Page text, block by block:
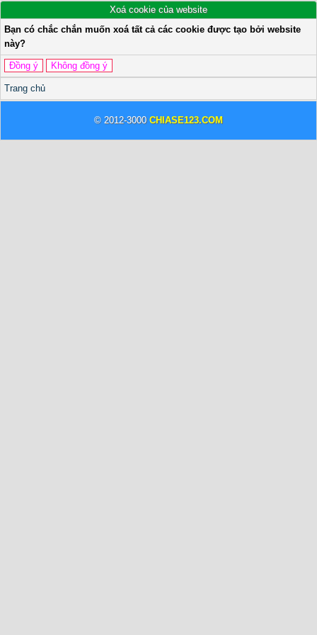
Xoá cookie của website
Bạn có chắc chắn muốn xoá tất cả các cookie được tạo bởi website
này?
Trang chủ
© 2012-3000 CHIASE123.COM